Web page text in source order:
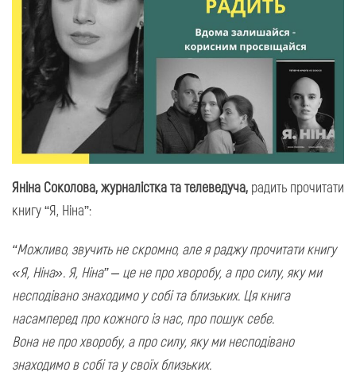
Яніна Соколова, журналістка та телеведуча, радить прочитати
книгу “Я, Ніна”:
“Можливо, звучить не скромно, але я раджу прочитати книгу
«Я, Ніна». Я, Ніна” – це не про хворобу, а про силу, яку ми
несподівано знаходимо у собі та близьких. Ця книга
насамперед про кожного із нас, про пошук себе.
Вона не про хворобу, а про силу, яку ми несподівано
знаходимо в собі та у своїх близьких.